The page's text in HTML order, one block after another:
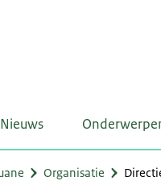
Nieuws
Organisatie